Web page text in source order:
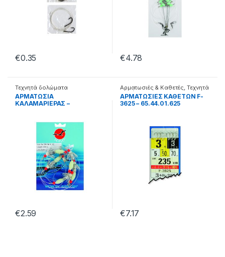
€0.35 €4.78
Τεχνητά δολώματα
ΑΡΜΑΤΩΣΙΑ
ΚΑΛΑΜΑΡΙΕΡΑΣ –
€2.59
Αρματωσιές & Καθετές Τεχνητά
δολώματα
ΑΡΜΑΤΩΣΙΕΣ ΚΑΘΕΤΩΝ F-
3625 – 65.44.01.625
€7.17